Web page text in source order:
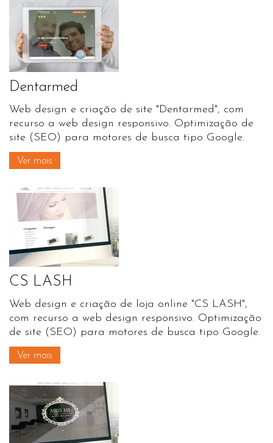
Dentarmed
Web design e criação de site "Dentarmed", com
recurso a web design responsivo. Optimização de
site (SEO) para motores de busca tipo Google.
Ver mais
CS LASH
Web design e criação de loja online "CS LASH",
com recurso a web design responsivo. Optimização
de site (SEO) para motores de busca tipo Google.
Ver mais